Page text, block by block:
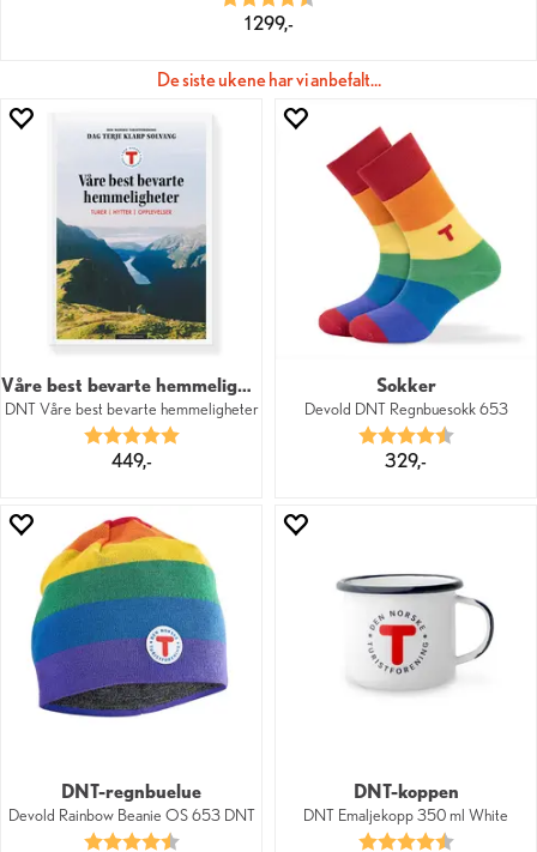
1 299,-
De siste ukene har vi anbefalt…
Våre best bevarte hemmeligheter
DNT Våre best bevarte hemmeligheter
Karakter:
5.0 av 5 mulige
449,-
Sokker
Devold DNT Regnbuesokk 653
Karakter:
4.8 av 5
329,-
DNT-regnbuelue
Devold Rainbow Beanie OS 653 DNT
Karakter:
4.7 av 5 mulige
DNT-koppen
DNT Emaljekopp 350 ml White
Karakter:
4.3 av 5